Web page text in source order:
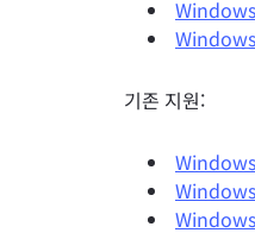
기존 지원: